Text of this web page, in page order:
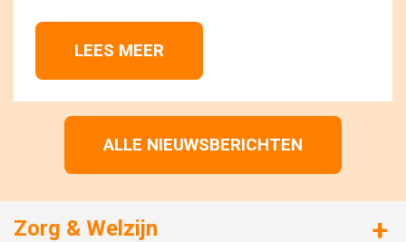
LEES MEER
ALLE NIEUWSBERICHTEN
Zorg & Welzijn